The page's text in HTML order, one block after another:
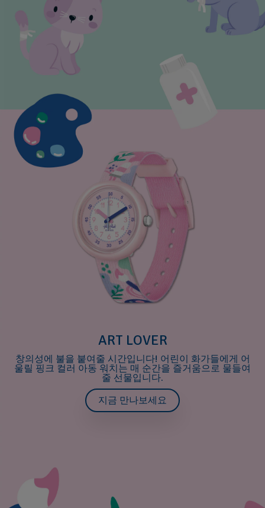
ART LOVER
창의성에 불을 붙여줄 시간입니다! 어린이 화가들에게 어
울릴 핑크 컬러 아동 워치는 매 순간을 즐거움으로 물들여
줄 선물입니다.
지금 만나보세요